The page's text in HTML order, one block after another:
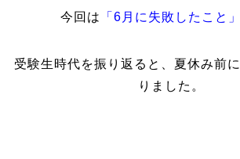
今回は 「6月に失敗したこと」
受験生時代を振り返ると、夏休み前
りました。